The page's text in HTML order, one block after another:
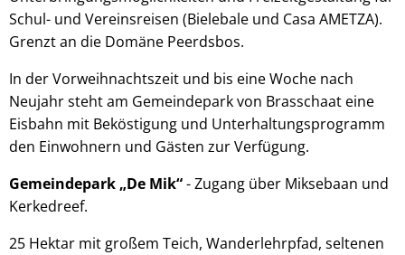
Schul- und Vereinsreisen (Bielebale und Casa AMETZA).
Grenzt an die Domäne Peerdsbos.
In der Vorweihnachtszeit und bis eine Woche nach
Neujahr steht am Gemeindepark von Brasschaat eine
Eisbahn mit Beköstigung und Unterhaltungsprogramm
den Einwohnern und Gästen zur Verfügung.
Gemeindepark „De Mik“- Zugang über Miksebaan und
Kerkedreef.
25 Hektar mit großem Teich, Wanderlehrpfad, seltenen